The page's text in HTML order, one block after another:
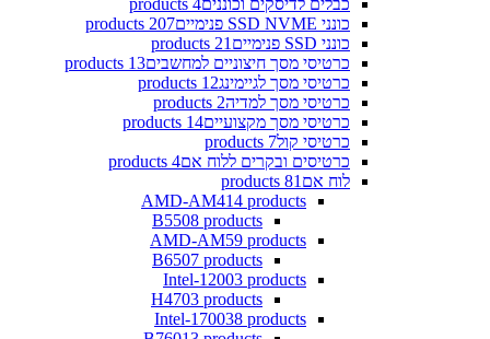
כבלים לדיסקים וכוננים4 products
כונני SSD NVME פנימיים
207 products
כונני SSD פנימיים
21 products
כרטיסי מסך חיצוניים למחשבים13 products
כרטיסי מסך לגיימינג12 products
כרטיסי מסך למדיה2 products
כרטיסי מסך מקצועיים14 products
כרטיסי קול7 products
כרטיסים ובקרים ללוח אם4 products
לוח אם 81 products
AMD-AM414 products
B5508 products
AMD-AM59 products
B6507 products
Intel-12003 products
H4703 products
Intel-170038 products